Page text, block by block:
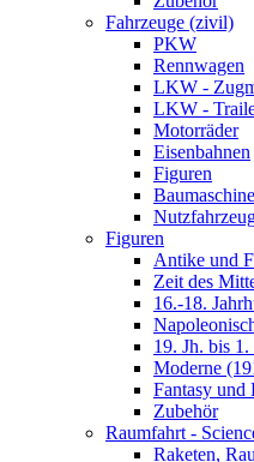
Fahrzeuge (zivil)
PKW
Rennwagen
LKW -
LKW -
Motorräder
Eisenbahnen
Figuren
Figuren
Antike und
Zeit des
16.-18.
19. Jh. bis
Moderne
Fantasy und
Zubehör
Raumfahrt -
Raketen,